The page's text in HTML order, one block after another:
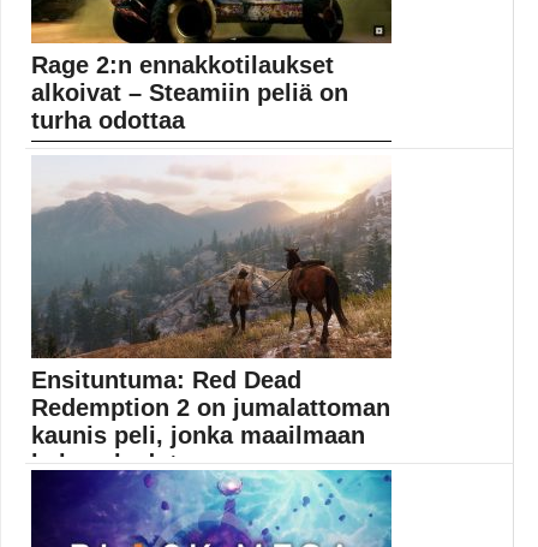
Rage 2:n ennakkotilaukset
alkoivat – Steamiin peliä on
turha odottaa
Bethesda on aloittanut Rage 2:n ennakkotilauksien
tarjoamisen. PC-pelaajien...
Bethesda
Ensituntuma: Red Dead
Redemption 2 on jumalattoman
kaunis peli, jonka maailmaan
haluaa kadota
Tänään ilmestynyt Red Dead Redemption 2 on
vuoden...